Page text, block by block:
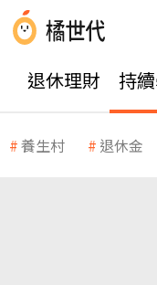
退休理財 持
養生村 退休金